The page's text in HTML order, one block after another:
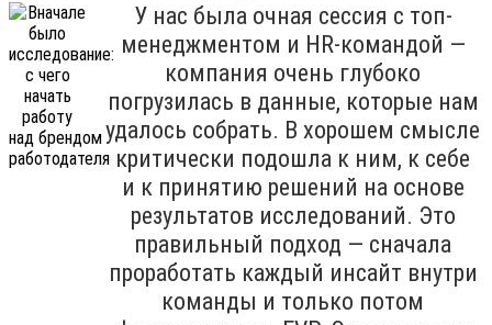
У нас была очная сессия с топ-
менеджментом и HR-командой —
компания очень глубоко
погрузилась в данные, которые нам
удалось собрать. В хорошем смысле
критически подошла к ним, к себе
и к принятию решений на основе
результатов исследований. Это
правильный подход — сначала
проработать каждый инсайт внутри
команды и только потом